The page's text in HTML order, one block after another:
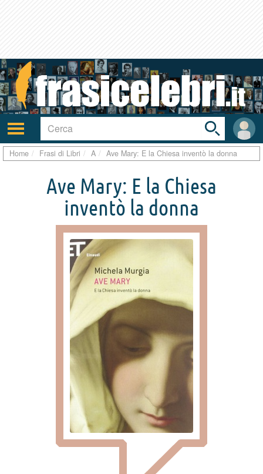
Attiva/disattiva
navigazione
User
area
Toggle
search
bar
Home Frasi di Libri A Ave Mary: E la Chiesa inventò la donna
Ave Mary: E la Chiesa
inventò la donna